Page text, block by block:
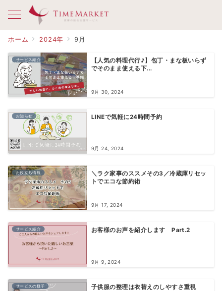
ホーム 2024年 9月
サービス紹介
【人気の料理代行♪】包丁・まな板いらず
でそのまま使える下...
9月 30, 2024
お知らせ LINEで気軽に24時間予約
9月 24, 2024
お役立ち情報
＼ラク家事のススメその3／冷蔵庫リセッ
トでエコな節約術
9月 17, 2024
サービス紹介 お客様のお声を紹介します Part.2
9月 9, 2024
サービスの様子 子供服の整理は衣替えのしやすさ重視